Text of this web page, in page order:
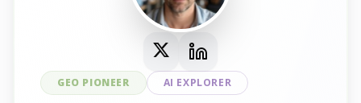
GEO PIONEER AI EXPLORER